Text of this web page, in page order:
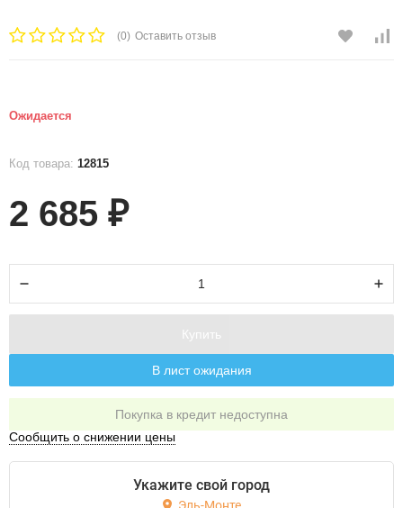
(0) Оставить отзыв
Ожидается
Код товара: 12815
2 685 ₽
Купить
В лист ожидания
Покупка в кредит недоступна
Сообщить о снижении цены
Укажите свой город
Эль-Монте